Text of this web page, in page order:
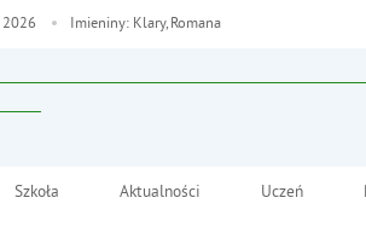
2026 Imieniny: Klary, Romana
Szkoła Aktualności Uczeń